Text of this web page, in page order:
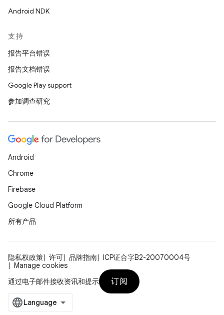
Android NDK
支持
报告平台错误
报告文档错误
Google Play support
参加调查研究
Android
Chrome
Firebase
Google Cloud Platform
所有产品
隐私权政策 许可 品牌指南
ICP证合字B2-20070004号
Manage cookies
通过电子邮件接收资讯和提示
订阅